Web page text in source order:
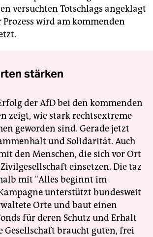
versuchten Totschlags angeklagt
Prozess wird am kommenden
stärken
der AfD bei den kommenden
zeigt, wie stark rechtsextreme
geworden sind. Gerade jetzt
und Solidarität. Auch
den Menschen, die sich vor Ort
einsetzen. Die taz
mit "Alles beginnt im
unterstützt bundesweit
Orte und baut einen
für deren Schutz und Erhalt
Gesellschaft braucht guten, frei